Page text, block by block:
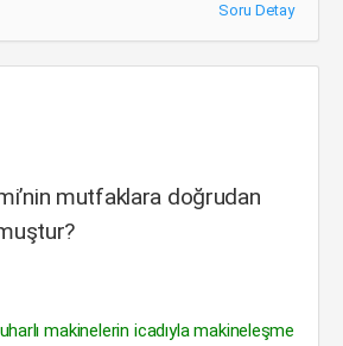
Soru Detay
mutfaklara doğrudan
makinelerin icadıyla makineleşme